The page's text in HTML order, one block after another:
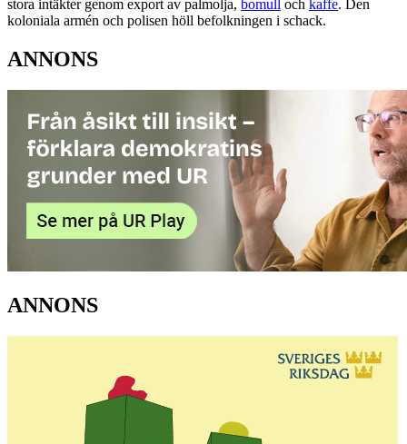
stora intäkter genom export av palmolja, bomull och kaffe. Den
koloniala armén och polisen höll befolkningen i schack.
ANNONS
ANNONS